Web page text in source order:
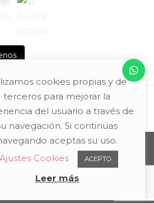
cookies propias y de
terceros para mejorar la
del usuario a través de
navegación. Si continúas
aceptas su uso.
Ajustes Cookies
ACEPTO
Leer más